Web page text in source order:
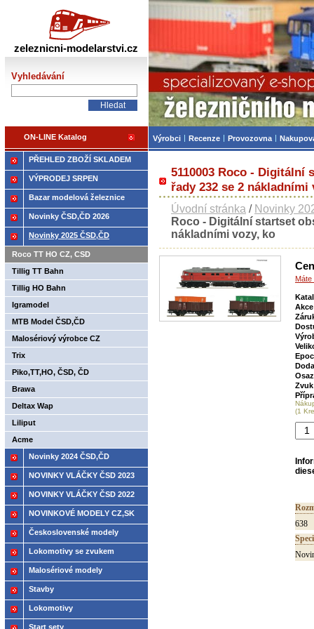
5110003 Roco -
řady 232 se 2 nákladními
Úvodní stránka / Novinky
Roco - Digitální startset
nákladními vozy, ko
(1
638
PŘEHLED ZBOŽÍ SKLADEM
VÝPRODEJ SRPEN
Bazar modelová železnice
Novinky ČSD,ČD 2026
Novinky 2025 ČSD,ČD
Roco TT HO CZ, CSD
Tillig TT Bahn
Tillig HO Bahn
Igramodel
MTB Model ČSD,ČD
Malosériový výrobce CZ
Trix
Piko,TT,HO, ČSD, ČD
Brawa
Deltax Wap
Liliput
Acme
Novinky 2024 ČSD,ČD
NOVINKY VLÁČKY ČSD 2023
NOVINKY VLÁČKY ČSD 2022
NOVINKOVÉ MODELY CZ,SK
2021
Československé modely
ČSD,ČD
Lokomotivy se zvukem
Malosériové modely
Stavby
Lokomotivy
Start sety
zeleznicni-modelarstvi.cz
Vyhledávání
ON-LINE Katalog
Železniční
Výrobci Recenze Provozovna